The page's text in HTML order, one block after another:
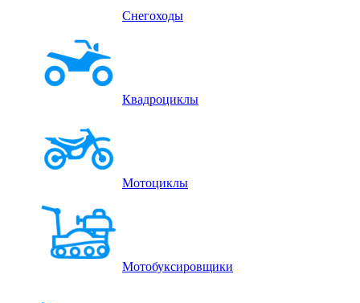
Снегоходы
Квадроциклы
Мотоциклы
Мотобуксировщики